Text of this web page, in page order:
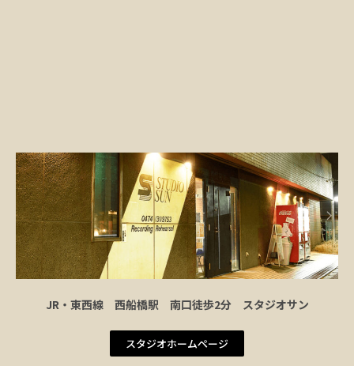
JR・東西線 西船橋駅 南口徒歩2分 スタジオサン
スタジオホームページ